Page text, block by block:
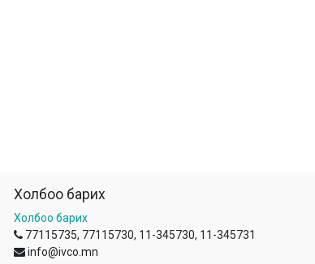
Холбоо барих
Холбоо барих
77115735, 77115730, 11-345730, 11-345731
info@ivco.mn